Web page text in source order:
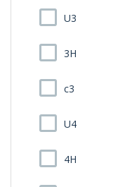
U3
3H
c3
U4
4H